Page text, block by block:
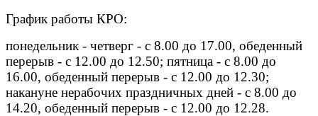
График работы КРО:
понедельник - четверг - с 8.00 до 17.00, обеденный
перерыв - с 12.00 до 12.50; пятница - с 8.00 до
16.00, обеденный перерыв - с 12.00 до 12.30;
накануне нерабочих праздничных дней - с 8.00 до
14.20, обеденный перерыв - с 12.00 до 12.28.